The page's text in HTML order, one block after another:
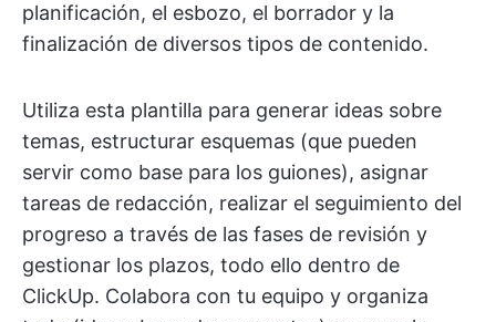
planificación, el esbozo, el borrador y la
finalización de diversos tipos de contenido.
Utiliza esta plantilla para generar ideas sobre
temas, estructurar esquemas (que pueden
servir como base para los guiones), asignar
tareas de redacción, realizar el seguimiento del
progreso a través de las fases de revisión y
gestionar los plazos, todo ello dentro de
ClickUp. Colabora con tu equipo y organiza